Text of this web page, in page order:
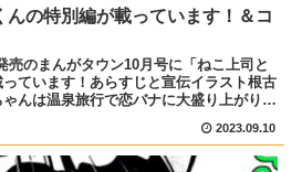
んの特別編が載っています！＆コ
売のまんがタウン10月号に「ねこ上司と
ています！あらすじと宣伝イラスト根古
んは温泉旅行で恋バナに大盛り上がり！
2023.09.10